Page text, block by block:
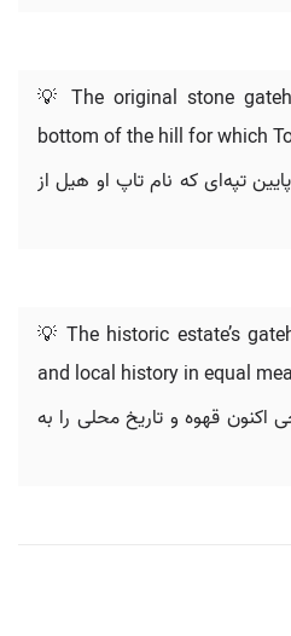
💡 The original stone
bottom of the hill for which
تپه‌ای که نام تاپ او هیل از
💡 The historic estate’s
and local history in equal
اکنون قهوه و تاریخ محلی را به